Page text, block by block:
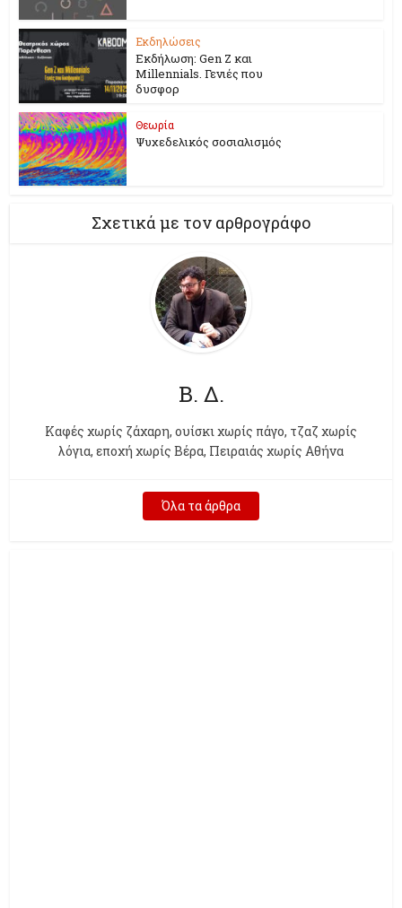
Εκδηλώσεις
Εκδήλωση: Gen Z και
Millennials. Γενιές που
δυσφορ
Θεωρία
Ψυχεδελικός σοσιαλισμός
Σχετικά με τον αρθρογράφο
Β. Δ.
Kαφές χωρίς ζάχαρη, ουίσκι χωρίς πάγο, τζαζ χωρίς
λόγια, εποχή χωρίς Βέρα, Πειραιάς χωρίς Αθήνα
Όλα τα άρθρα